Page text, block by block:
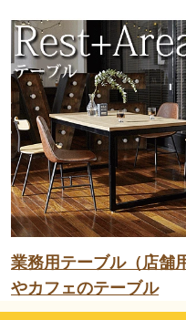
業務用テーブル（店舗
やカフェのテーブル